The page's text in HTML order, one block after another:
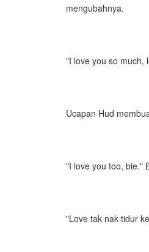
mengubahnya.
"I love you so much,
Ucapan Hud
"I love you too, bie."
"Love tak nak tidur